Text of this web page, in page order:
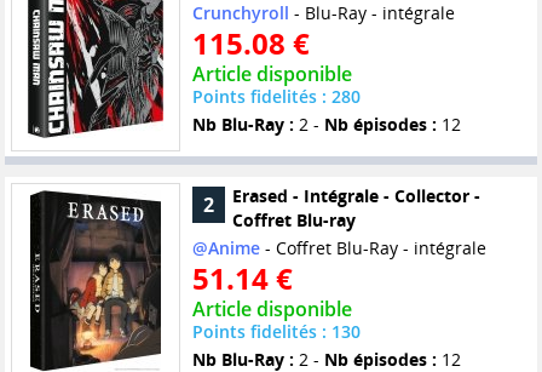
Crunchyroll - Blu-Ray - intégrale
115.08 €
Article disponible
Points fidelités : 280
Nb Blu-Ray : 2 - Nb épisodes : 12
2
Erased - Intégrale - Collector -
Coffret Blu-ray
@Anime- Coffret Blu-Ray - intégrale
51.14 €
Article disponible
Points fidelités : 130
Nb Blu-Ray : 2 - Nb épisodes : 12